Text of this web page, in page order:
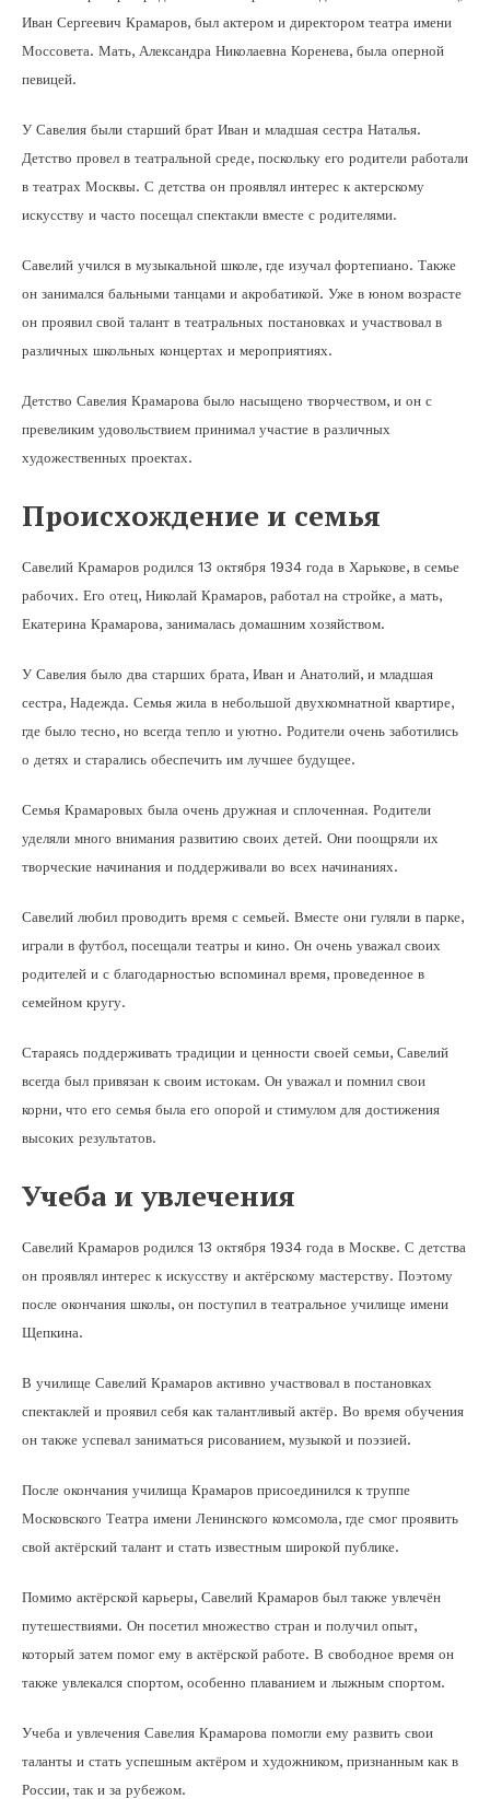
Иван Сергеевич Крамаров, был актером и директором театра имени
Моссовета. Мать, Александра Николаевна Коренева, была оперной
певицей.
У Савелия были старший брат Иван и младшая сестра Наталья.
Детство провел в театральной среде, поскольку его родители работали
в театрах Москвы. С детства он проявлял интерес к актерскому
искусству и часто посещал спектакли вместе с родителями.
Савелий учился в музыкальной школе, где изучал фортепиано. Также
он занимался бальными танцами и акробатикой. Уже в юном возрасте
он проявил свой талант в театральных постановках и участвовал в
различных школьных концертах и мероприятиях.
Детство Савелия Крамарова было насыщено творчеством, и он с
превеликим удовольствием принимал участие в различных
художественных проектах.
Происхождение и семья
Савелий Крамаров родился 13 октября 1934 года в Харькове, в семье
рабочих. Его отец, Николай Крамаров, работал на стройке, а мать,
Екатерина Крамарова, занималась домашним хозяйством.
У Савелия было два старших брата, Иван и Анатолий, и младшая
сестра, Надежда. Семья жила в небольшой двухкомнатной квартире,
где было тесно, но всегда тепло и уютно. Родители очень заботились
о детях и старались обеспечить им лучшее будущее.
Семья Крамаровых была очень дружная и сплоченная. Родители
уделяли много внимания развитию своих детей. Они поощряли их
творческие начинания и поддерживали во всех начинаниях.
Савелий любил проводить время с семьей. Вместе они гуляли в парке,
играли в футбол, посещали театры и кино. Он очень уважал своих
родителей и с благодарностью вспоминал время, проведенное в
семейном кругу.
Стараясь поддерживать традиции и ценности своей семьи, Савелий
всегда был привязан к своим истокам. Он уважал и помнил свои
корни, что его семья была его опорой и стимулом для достижения
высоких результатов.
Учеба и увлечения
Савелий Крамаров родился 13 октября 1934 года в Москве. С детства
он проявлял интерес к искусству и актёрскому мастерству. Поэтому
после окончания школы, он поступил в театральное училище имени
Щепкина.
В училище Савелий Крамаров активно участвовал в постановках
спектаклей и проявил себя как талантливый актёр. Во время обучения
он также успевал заниматься рисованием, музыкой и поэзией.
После окончания училища Крамаров присоединился к труппе
Московского Театра имени Ленинского комсомола, где смог проявить
свой актёрский талант и стать известным широкой публике.
Помимо актёрской карьеры, Савелий Крамаров был также увлечён
путешествиями. Он посетил множество стран и получил опыт,
который затем помог ему в актёрской работе. В свободное время он
также увлекался спортом, особенно плаванием и лыжным спортом.
Учеба и увлечения Савелия Крамарова помогли ему развить свои
таланты и стать успешным актёром и художником, признанным как в
России, так и за рубежом.